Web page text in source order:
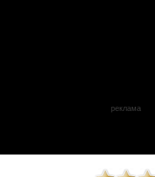
реклама